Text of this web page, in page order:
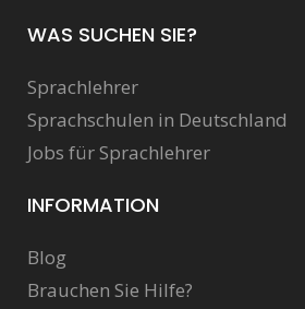
WAS SUCHEN SIE?
Sprachlehrer
Sprachschulen in Deutschland
Jobs für Sprachlehrer
INFORMATION
Blog
Brauchen Sie Hilfe?